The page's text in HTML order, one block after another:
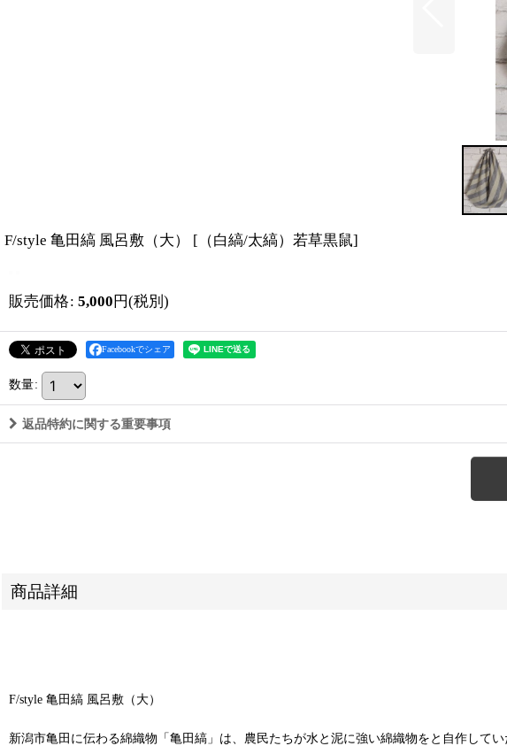
F/style 亀田縞 風呂敷（大） [ （白縞/太縞）若草黒鼠]
販売価格: 5,000 円(税別)
Facebookでシェア
数量:
返品特約に関する重要事項
商品詳細
F/style 亀田縞 風呂敷（大）
新潟市亀田に伝わる綿織物「亀田縞」は、農民たちが水と泥に強い綿織物をと自作して